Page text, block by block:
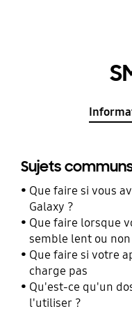
Sujets
Que faire si vous
Galaxy ?
Que faire lorsque
semble lent ou
Que faire si votre
charge pas
Qu'est-ce qu'un
l'utiliser ?